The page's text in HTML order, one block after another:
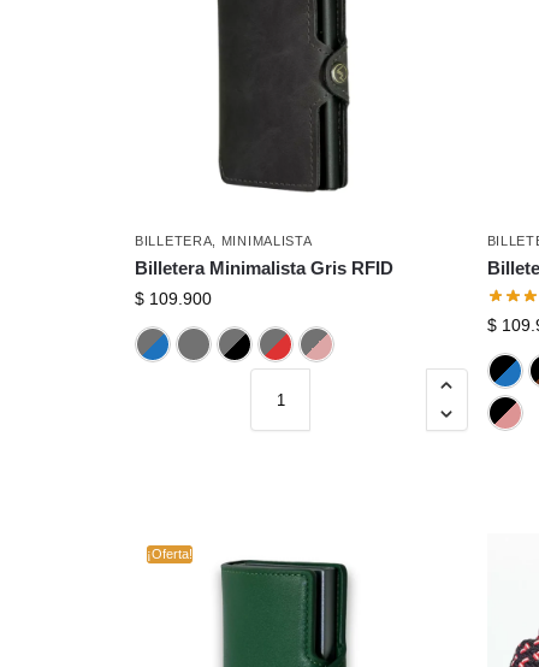
BILLETERA MINIMALISTA
Billetera Minimalista Gris RFID
$ 109.900
Azul Gris
$
¡Oferta!